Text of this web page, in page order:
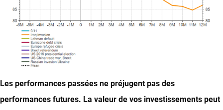
Les performances passées ne préjugent pas des
performances futures. La valeur de vos investissements peut